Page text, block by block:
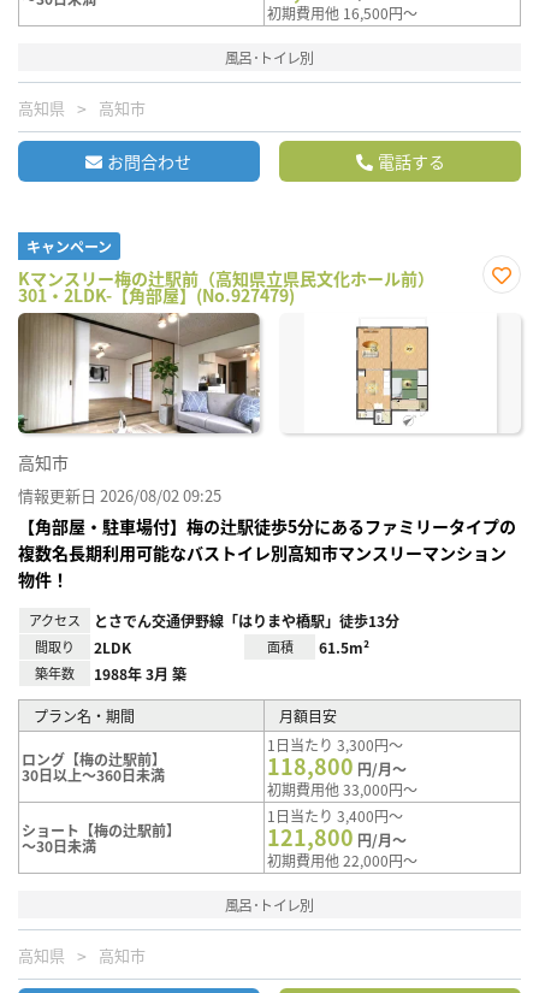
初期費用他 16,500円～
風呂･トイレ別
高知県 高知市
お問合わせ 電話する
キャンペーン
Kマンスリー梅の辻駅前（高知県立県民文化ホール前）
301・2LDK-【角部屋】(No.927479)
に入
高知市
情報更新日 2026/08/02 09:25
【角部屋・駐車場付】梅の辻駅徒歩5分にあるファミリータイプの
複数名長期利用可能なバストイレ別高知市マンスリーマンション
物件！
アクセス とさでん交通伊野線「はりまや橋駅」徒歩13分
間取り 2LDK 面積 61.5m²
築年数 1988年 3月 築
プラン名・期間 月額目安
ロング【梅の辻駅前】
30日以上～360日未満
1日当たり 3,300円～
118,800 円/月～
初期費用他 33,000円～
ショート【梅の辻駅前】
～30日未満
1日当たり 3,400円～
121,800 円/月～
初期費用他 22,000円～
風呂･トイレ別
高知県 高知市